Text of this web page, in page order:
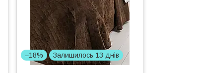
–18% Залишилось 13 днів